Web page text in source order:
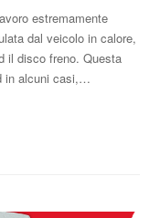
estremamente
dal veicolo in calore,
il disco freno. Questa
in alcuni casi,…